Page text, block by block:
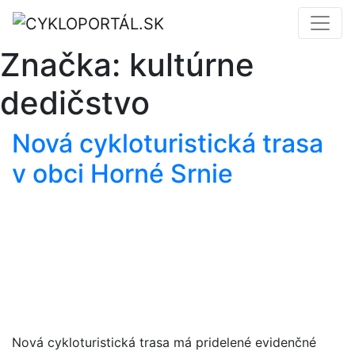
Značka: kultúrne
dedičstvo
Nová cykloturistická trasa
v obci Horné Srnie
Nová cykloturistická trasa má pridelené evidenčné